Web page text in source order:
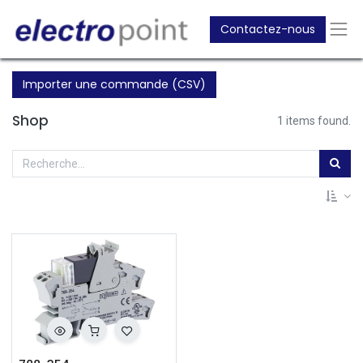
Contactez-nous
Importer une commande (CSV)
Shop 1 items found.